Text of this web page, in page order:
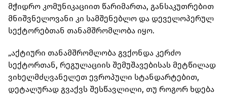
მჭიდრო კომუნიკაციით წარიმართა, განსაკუთრებით
მნიშვნელოვანი კი სამშენებლო და დეველოპერულ
სექტორებთან თანამშრომლობა იყო.
„აქტიური თანამშრომლობა გვქონდა კერძო
სექტორთან, რეგულაციის შემუშავებისას მეტწილად
ვიხელმძღვანელეთ ევროპული სტანდარტებით,
დეტალურად გვაქვს შესწავლილი, თუ როგორ ხდება